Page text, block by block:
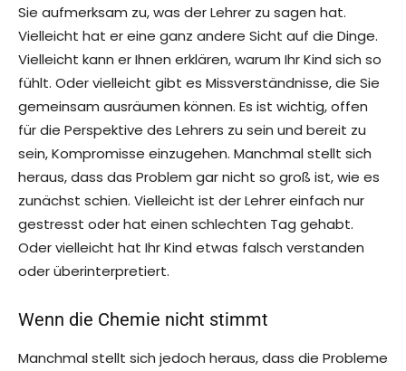
Sie aufmerksam zu, was der Lehrer zu sagen hat.
Vielleicht hat er eine ganz andere Sicht auf die Dinge.
Vielleicht kann er Ihnen erklären, warum Ihr Kind sich so
fühlt. Oder vielleicht gibt es Missverständnisse, die Sie
gemeinsam ausräumen können. Es ist wichtig, offen
für die Perspektive des Lehrers zu sein und bereit zu
sein, Kompromisse einzugehen. Manchmal stellt sich
heraus, dass das Problem gar nicht so groß ist, wie es
zunächst schien. Vielleicht ist der Lehrer einfach nur
gestresst oder hat einen schlechten Tag gehabt.
Oder vielleicht hat Ihr Kind etwas falsch verstanden
oder überinterpretiert.
Wenn die Chemie nicht stimmt
Manchmal stellt sich jedoch heraus, dass die Probleme